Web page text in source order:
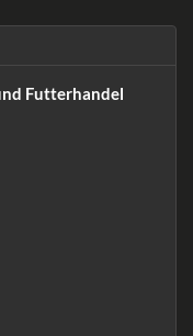
Futterhandel